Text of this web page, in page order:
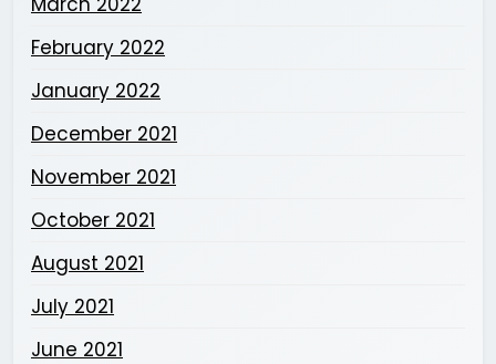
February 2022
January 2022
December 2021
November 2021
October 2021
August 2021
July 2021
June 2021